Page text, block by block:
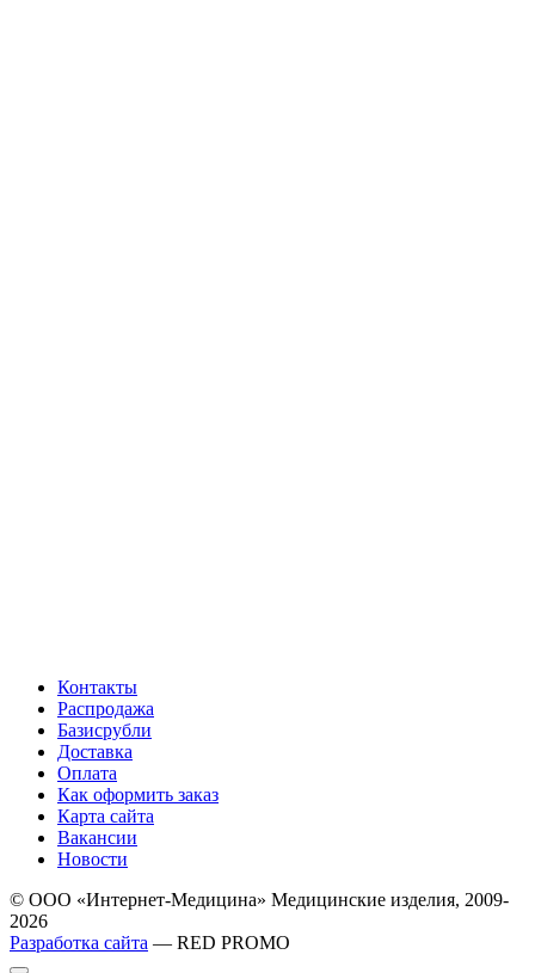
Контакты
Распродажа
Базисрубли
Доставка
Оплата
Как оформить заказ
Карта сайта
Вакансии
Новости
© ООО «Интернет-Медицина» Медицинские изделия, 2009-
2026
Разработка сайта — RED PROMO